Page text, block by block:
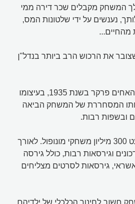
המשחק מקבלים שכר דירה ממי
נענשים על ידי שלטונות המס,
מהחיים...
את הרכוש הרב ביותר בנדל"ן
המשחק יצא לאור על ידי האחים פרקר בשנת 1935, בעיצומו
המסחררת של המשחק הביאה
ובשפות רבות.
במשך השנים נמכרו כמעט 300 מיליון משחקי מונופול. לאורך
וגירסאות רבות, כולל גירסה
גירסאות לסרטים מצליחים
חשוב לחינוך הכלכלי של ילדיהם,